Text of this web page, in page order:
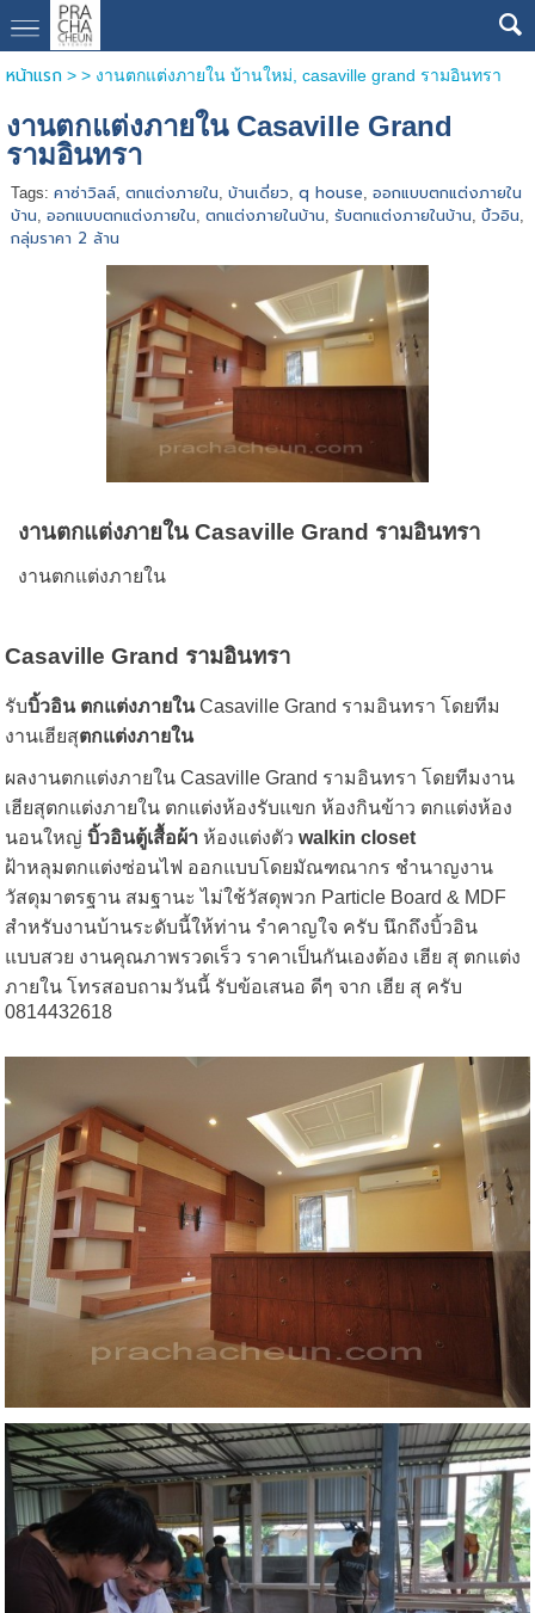
หน้าแรก> > งานตกแต่งภายใน บ้านใหม่, casaville grand รามอินทรา
งานตกแต่งภายใน Casaville Grand
รามอินทรา
Tags: คาซ่าวิลล์, ตกแต่งภายใน, บ้านเดี่ยว, q house, ออกแบบตกแต่งภายใน
บ้าน, ออกแบบตกแต่งภายใน, ตกแต่งภายในบ้าน, รับตกแต่งภายในบ้าน, บิ้วอิน,
กลุ่มราคา 2 ล้าน
งานตกแต่งภายใน Casaville Grand รามอินทรา
งานตกแต่งภายใน
Casaville Grand รามอินทรา
รับบิ้วอิน ตกแต่งภายในCasaville Grand รามอินทรา โดยทีม
งานเฮียสุตกแต่งภายใน
ผลงานตกแต่งภายใน Casaville Grand รามอินทรา โดยทีมงาน
เฮียสุตกแต่งภายใน ตกแต่งห้องรับแขก ห้องกินข้าว ตกแต่งห้อง
นอนใหญ่บิ้วอินตู้เสื้อผ้า ห้องแต่งตัวwalkin closet
ฝ้าหลุมตกแต่งซ่อนไฟ ออกแบบโดยมัณฑณากร ชำนาญงาน
วัสดุมาตรฐาน สมฐานะ ไม่ใช้วัสดุพวก Particle Board & MDF
สำหรับงานบ้านระดับนี้ให้ท่าน รำคาญใจ ครับ นึกถึงบิ้วอิน
แบบสวย งานคุณภาพรวดเร็ว ราคาเป็นกันเองต้อง เฮีย สุ ตกแต่ง
ภายใน โทรสอบถามวันนี้ รับข้อเสนอ ดีๆ จาก เฮีย สุ ครับ
0814432618